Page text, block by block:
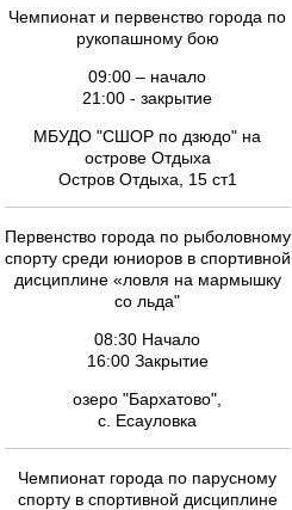
Чемпионат и первенство города по
рукопашному бою
09:00 – начало
21:00 - закрытие
МБУДО "СШОР по дзюдо" на
острове Отдыха
Остров Отдыха, 15 ст1
Первенство города по рыболовному
спорту среди юниоров в спортивной
дисциплине «ловля на мармышку
со льда"
08:30 Начало
16:00 Закрытие
озеро "Бархатово",
с. Есауловка
Чемпионат города по парусному
спорту в спортивной дисциплине